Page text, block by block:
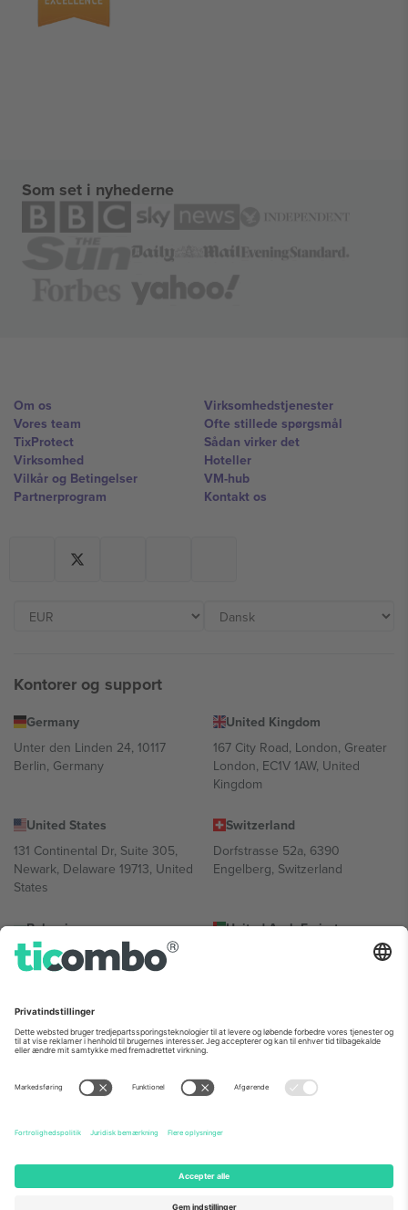
Som set i nyhederne
Om os
Vores team
TixProtect
Virksomhed
Vilkår og Betingelser
Partnerprogram
Virksomhedstjenester
Ofte stillede spørgsmål
Sådan virker det
Hoteller
VM-hub
Kontakt os
Kontorer og support
Germany
Unter den Linden 24, 10117
Berlin, Germany
United Kingdom
167 City Road, London, Greater
London, EC1V 1AW, United
Kingdom
United States
131 Continental Dr, Suite 305,
Newark, Delaware 19713, United
States
Switzerland
Dorfstrasse 52a, 6390
Engelberg, Switzerland
Bulgaria
Regus Sofia City West, bul
Totleben 53-55, 1606 Sofia,
United Arab Emirates
UAE Dubai Silicon Oasis, DDP
Mexico
Av Chapultepec 360, Roma
Norte, Cuauhtémoc, 06700
Ciudad de México, CDMX,
sted, begivenhed og/eller domæne. For detaljer se den specifikke
begivenhedsside, tryk og vilkår.,Virksomhed
Ticombo. Alle rettigheder forbeholdes.